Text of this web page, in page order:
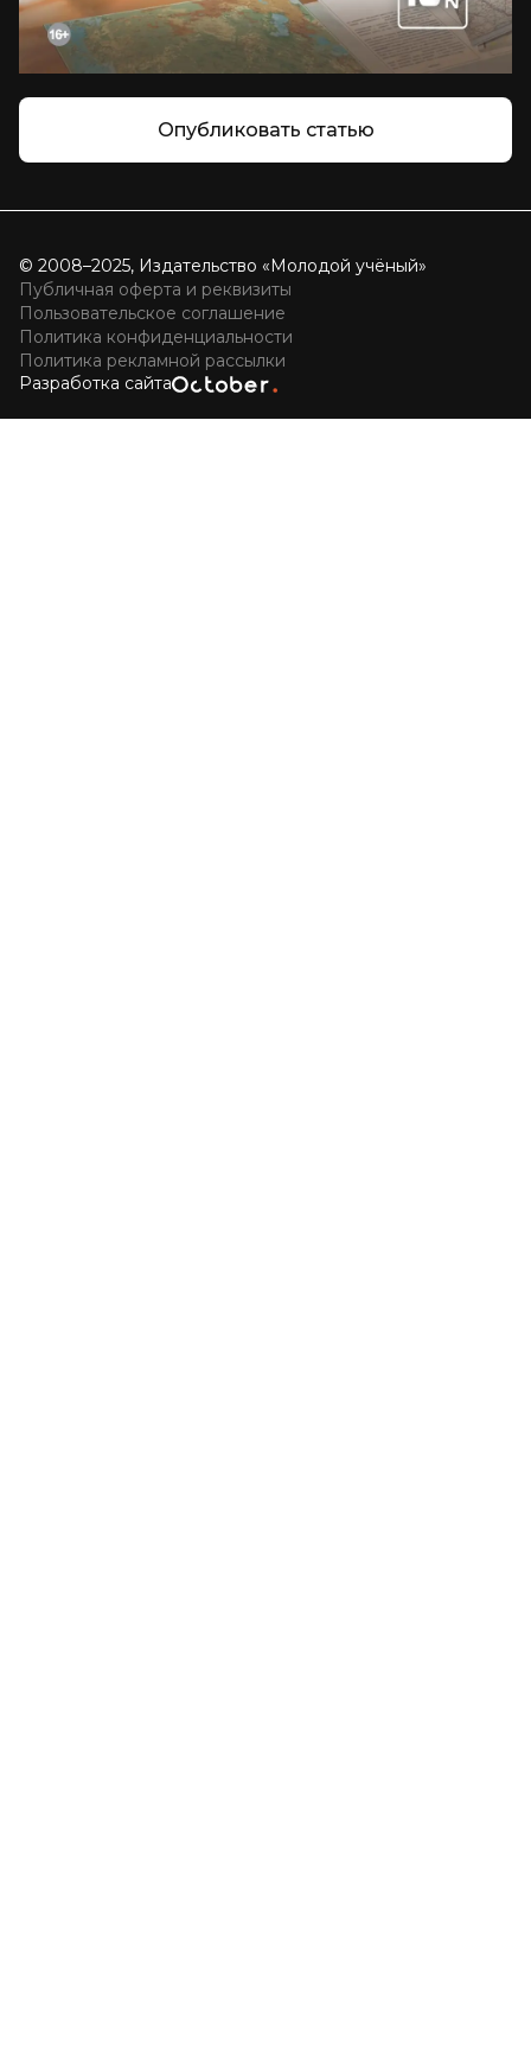
Опубликовать статью
© 2008–2025, Издательство «Молодой учёный»
Публичная оферта и реквизиты
Пользовательское соглашение
Политика конфиденциальности
Политика рекламной рассылки
Разработка сайта